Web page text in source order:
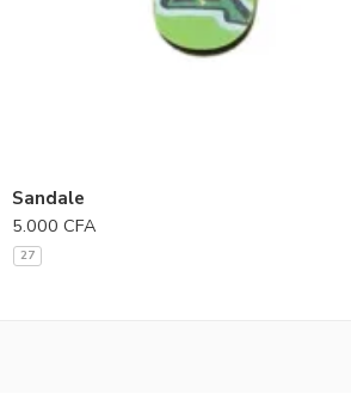
Sandale
5.000 CFA
27